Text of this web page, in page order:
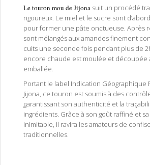
Le touron mou de Jijona suit un procédé
rigoureux. Le miel et le sucre sont
pour former une pâte onctueuse. Après
sont mélangés aux amandes finement
cuits une seconde fois pendant plus de
encore chaude est moulée et découpée
emballée.
Portant le label Indication Géographique
Jijona, ce touron est soumis à des
garantissant son authenticité et la
ingrédients. Grâce à son goût raffiné et
inimitable, il ravira les amateurs de
traditionnelles.